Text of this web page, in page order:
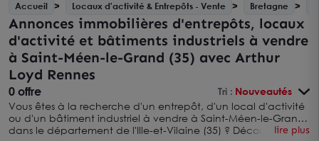
Accueil Locaux d'activité & Entrepôts - Vente Bretagne
Annonces immobilières d'entrepôts, locaux
d'activité et bâtiments industriels à vendre
à Saint-Méen-le-Grand (35) avec Arthur
Loyd Rennes
0 offre Tri : Nouveautés
Vous êtes à la recherche d'un entrepôt, d'un local d'activité
ou d'un bâtiment industriel à vendre à Saint-Méen-le-Grand
dans le département de l'Ille-et-Vilaine (35) ? Découvrez nos
lire plus